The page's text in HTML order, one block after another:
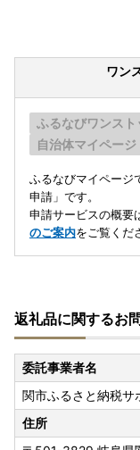
ワン
ふるなびワンスト
自治体マイページ
ふるなびマイページ
申請」です。
申請サービスの概要
のご案内をご覧くだ
返礼品に関するお
委託事業者名
関市ふるさと納税サ
住所